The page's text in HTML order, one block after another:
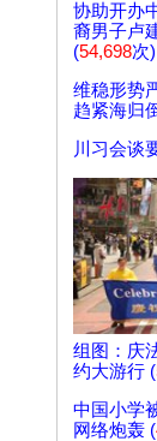
协助开办
裔男子卢
(54,698次)
维稳形势
趋紧海归
川习会谈
组图：庆
约大游行 (
中国小学
网络炮轰 (